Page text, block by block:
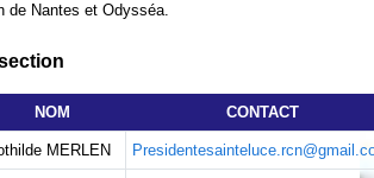
de Nantes et Odysséa.
NOM CONTACT
MERLEN